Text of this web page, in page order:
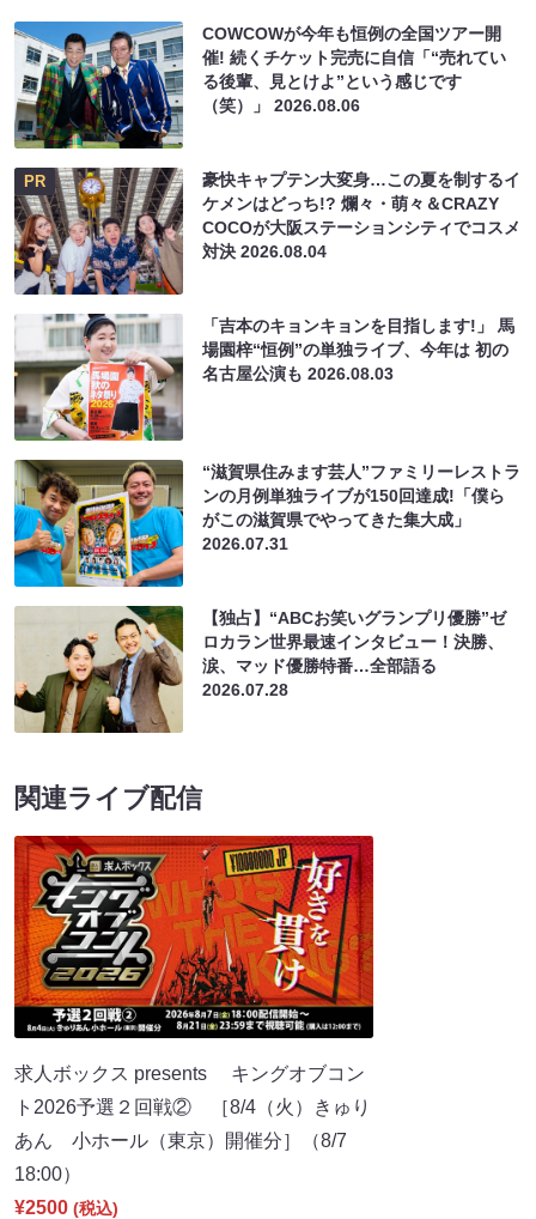
COWCOWが今年も恒例の全国ツアー開
催! 続くチケット完売に自信「“売れてい
る後輩、見とけよ”という感じです
（笑）」2026.08.06
PR
豪快キャプテン大変身…この夏を制するイ
ケメンはどっち!? 爛々・萌々＆CRAZY
COCOが大阪ステーションシティでコスメ
対決2026.08.04
「吉本のキョンキョンを目指します!」 馬
場園梓“恒例”の単独ライブ、今年は 初の
名古屋公演も2026.08.03
“滋賀県住みます芸人”ファミリーレストラ
ンの月例単独ライブが150回達成!「僕ら
がこの滋賀県でやってきた集大成」
2026.07.31
【独占】“ABCお笑いグランプリ優勝”ゼ
ロカラン世界最速インタビュー！決勝、
涙、マッド優勝特番…全部語る
2026.07.28
関連ライブ配信
求人ボックス presents キングオブコン
ト2026予選２回戦② ［8/4（火）きゅり
あん 小ホール（東京）開催分］（8/7
18:00）
¥2500 (税込)